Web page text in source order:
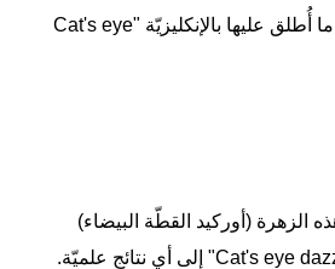
أوركيد القطة البيضاء" أو ما أُطلق عليها بالإنكليزيّة "Cat's eye
الزهرة (أوركيد القطّة البيضاء)